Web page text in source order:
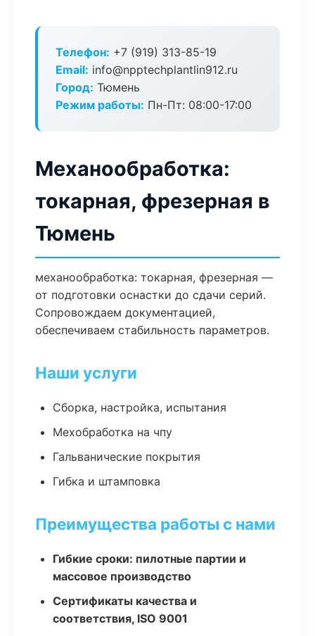
Телефон: +7 (919) 313-85-19
Email: info@npptechplantlin912.ru
Город: Тюмень
Режим работы: Пн-Пт: 08:00-17:00
Механообработка:
токарная, фрезерная в
Тюмень
механообработка: токарная, фрезерная —
от подготовки оснастки до сдачи серий.
Сопровождаем документацией,
обеспечиваем стабильность параметров.
Наши услуги
Сборка, настройка, испытания
Мехобработка на чпу
Гальванические покрытия
Гибка и штамповка
Преимущества работы с нами
Гибкие сроки: пилотные партии и
массовое производство
Сертификаты качества и
соответствия, ISO 9001